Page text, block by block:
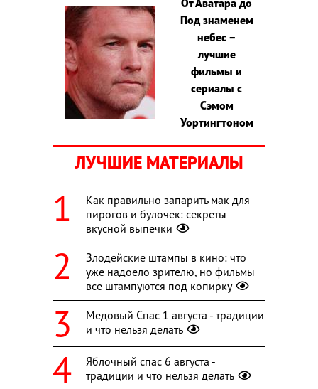
Под знаменем
небес –
лучшие
фильмы и
сериалы с
Сэмом
Уортингтоном
ЛУЧШИЕ МАТЕРИАЛЫ
Как правильно запарить мак для
пирогов и булочек: секреты
вкусной выпечки
Злодейские штампы в кино: что
уже надоело зрителю, но фильмы
все штампуются под копирку
Медовый Спас 1 августа - традиции
и что нельзя делать
Яблочный спас 6 августа -
традиции и что нельзя делать